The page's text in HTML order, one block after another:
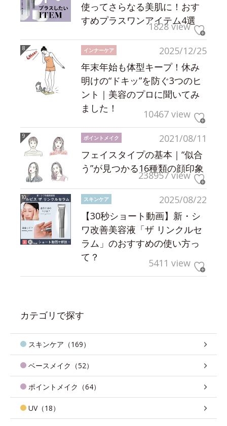
使ってさらなる美肌に！おす
すめプラスワンアイテム4選
1828 view
2025/12/25
インナーケア
年末年始も体型キープ！休み
明けの“ドキッ”を防ぐ3つのヒ
ント｜美容のプロに聞いてみ
ました！
10467 view
2021/08/11
ポイントメイク
フェイスタイプの基本｜“似合
う”が見つかる16種類の顔印象
238957 view
2025/08/22
スキンケア
【30秒ショート動画】新・シ
ワ改善美容液「ザ リンクルセ
ラム」のおすすめの使い方っ
て？
5411 view
カテゴリで探す
スキンケア（169）
ベースメイク（52）
ポイントメイク（64）
UV（18）